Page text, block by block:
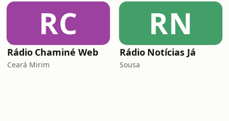
RC
Rádio Chaminé Web
Ceará Mirim
RN
Rádio Notícias Já
Sousa